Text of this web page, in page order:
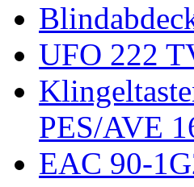
UFO 222
PES/AVE
EAC 90-